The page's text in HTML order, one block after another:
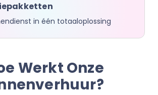
in één totaaloplossing
Werkt Onze